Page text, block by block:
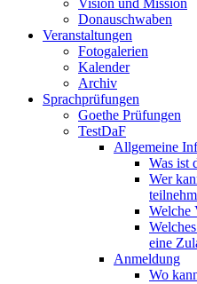
Vision und Mission
Donauschwaben
Veranstaltungen
Fotogalerien
Kalender
Archiv
Sprachprüfungen
Goethe Prüfungen
TestDaF
Allgemeine
Was ist
Wer
Welche
eine
Anmeldung
Wo